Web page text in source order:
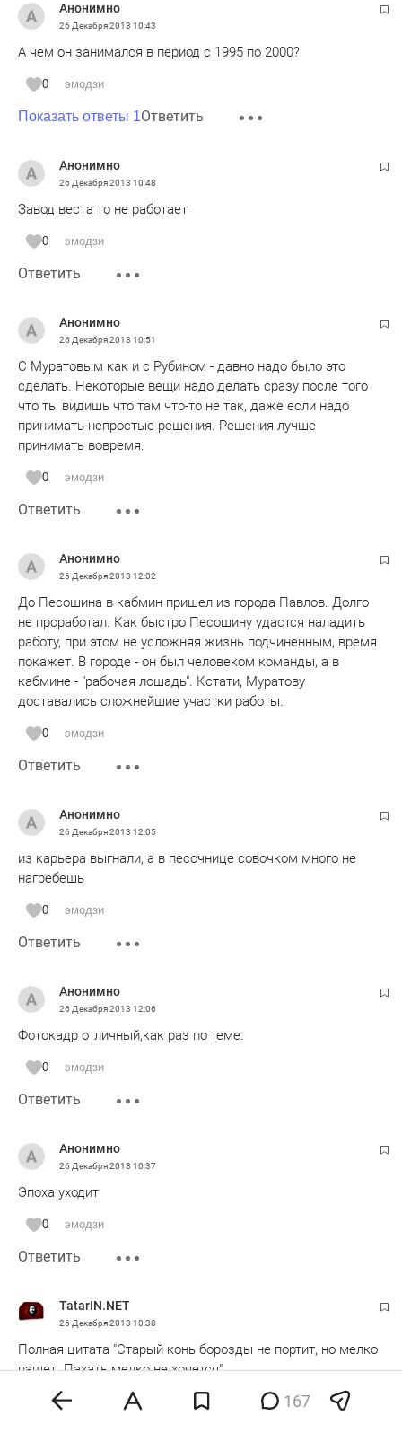
Анонимно
26 Декабря 2013 10:43
А чем он занимался в период с 1995 по 2000?
0 эмодзи
Показать ответы 1Ответить
Анонимно
26 Декабря 2013 10:48
Завод веста то не работает
0 эмодзи
Ответить
Анонимно
26 Декабря 2013 10:51
С Муратовым как и с Рубином - давно надо было это
сделать. Некоторые вещи надо делать сразу после того
что ты видишь что там что-то не так, даже если надо
принимать непростые решения. Решения лучше
принимать вовремя.
0 эмодзи
Ответить
Анонимно
26 Декабря 2013 12:02
До Песошина в кабмин пришел из города Павлов. Долго
не проработал. Как быстро Песошину удастся наладить
работу, при этом не усложняя жизнь подчиненным, время
покажет. В городе - он был человеком команды, а в
кабмине - "рабочая лошадь". Кстати, Муратову
доставались сложнейшие участки работы.
0 эмодзи
Ответить
Анонимно
26 Декабря 2013 12:05
из карьера выгнали, а в песочнице совочком много не
нагребешь
0 эмодзи
Ответить
Анонимно
26 Декабря 2013 12:06
Фотокадр отличный,как раз по теме.
0 эмодзи
Ответить
Анонимно
26 Декабря 2013 10:37
Эпоха уходит
0 эмодзи
Ответить
TatarIN.NET
26 Декабря 2013 10:38
Полная цитата "Старый конь борозды не портит, но мелко
пашет. Пахать мелко не хочется"
эмодзи 167